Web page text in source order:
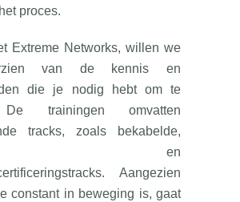
proces.
Extreme Networks, willen we
van de kennis en
die je nodig hebt om te
trainingen omvatten
tracks, zoals bekabelde,
en
Aangezien
constant in beweging is, gaat